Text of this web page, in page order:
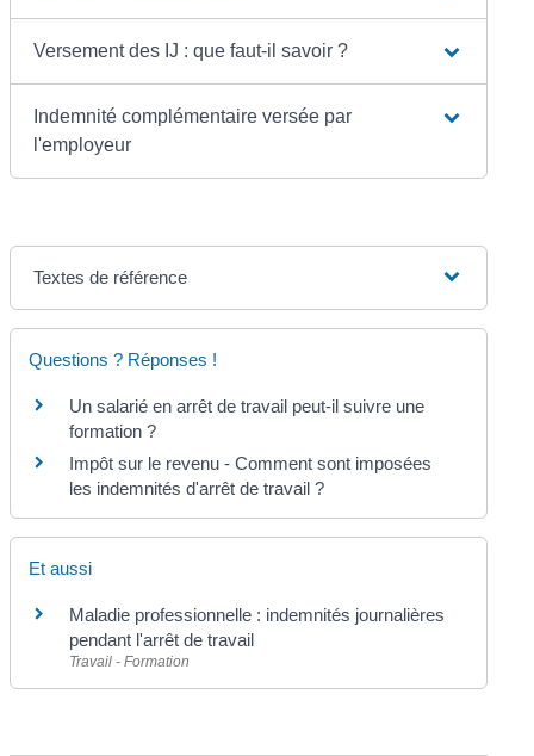
Versement des IJ : que faut-il savoir ?
Indemnité complémentaire versée par
l'employeur
Textes de référence
Questions ? Réponses !
Un salarié en arrêt de travail peut-il suivre une
formation ?
Impôt sur le revenu - Comment sont imposées
les indemnités d'arrêt de travail ?
Et aussi
Maladie professionnelle : indemnités journalières
pendant l'arrêt de travail
Travail - Formation